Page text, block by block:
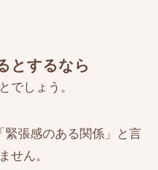
とするなら
でしょう。
緊張感のある関係」と言
せん。